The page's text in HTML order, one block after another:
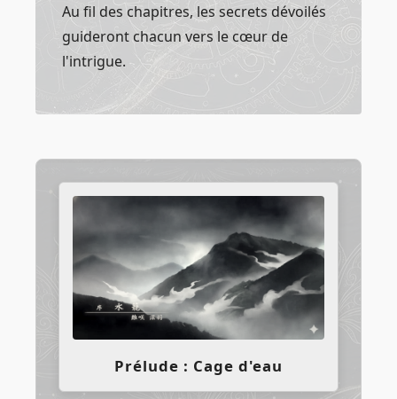
Au fil des chapitres, les secrets dévoilés
guideront chacun vers le cœur de
l'intrigue.
Prélude : Cage d'eau